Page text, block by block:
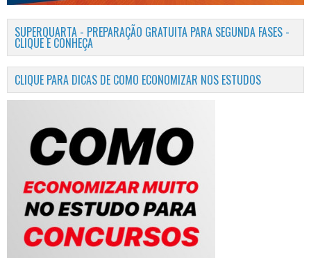
SUPERQUARTA - PREPARAÇÃO GRATUITA PARA SEGUNDA FASES -
CLIQUE E CONHEÇA
CLIQUE PARA DICAS DE COMO ECONOMIZAR NOS ESTUDOS